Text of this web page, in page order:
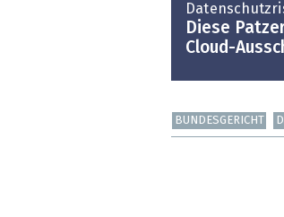
Diese
Cloud-
BUNDESGERICHT